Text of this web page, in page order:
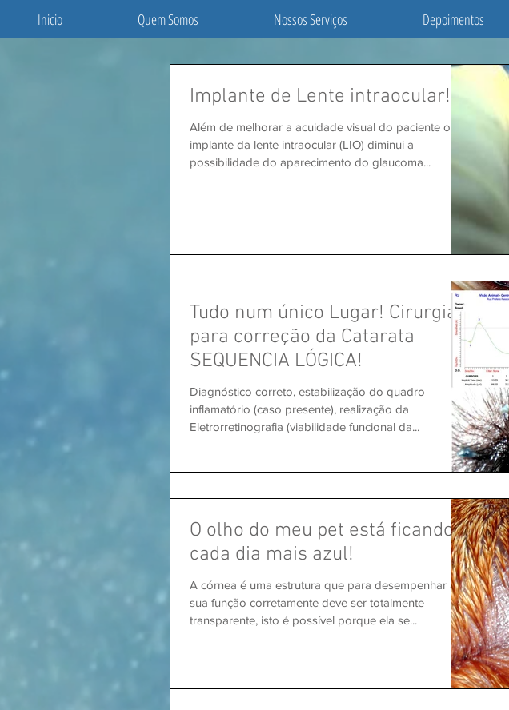
Inicio Quem Somos Nossos Serviços Depoimentos
Implante de Lente intraocular!
Além de melhorar a acuidade visual do paciente o
implante da lente intraocular (LIO) diminui a
possibilidade do aparecimento do glaucoma...
Tudo num único Lugar! Cirurgia
para correção da Catarata
SEQUENCIA LÓGICA!
Diagnóstico correto, estabilização do quadro
inflamatório (caso presente), realização da
Eletrorretinografia (viabilidade funcional da...
O olho do meu pet está ficando
cada dia mais azul!
A córnea é uma estrutura que para desempenhar a
sua função corretamente deve ser totalmente
transparente, isto é possível porque ela se...